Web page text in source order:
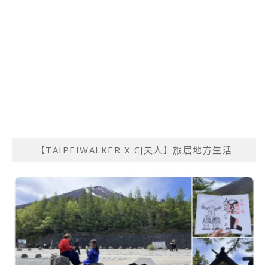
【TAIPEIWALKER X CJ夫人】旅居地方生活